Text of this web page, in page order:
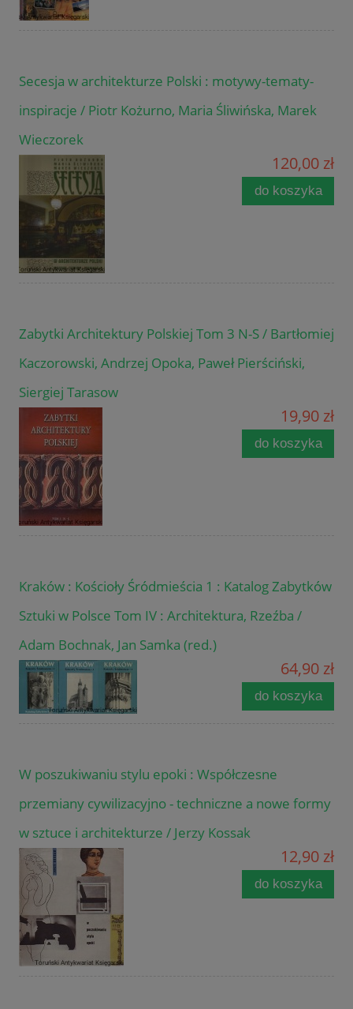
Secesja w architekturze Polski : motywy-tematy-
inspiracje / Piotr Kożurno, Maria Śliwińska, Marek
Wieczorek
120,00 zł
do koszyka
Zabytki Architektury Polskiej Tom 3 N-S / Bartłomiej
Kaczorowski, Andrzej Opoka, Paweł Pierściński,
Siergiej Tarasow
19,90 zł
do koszyka
Kraków : Kościoły Śródmieścia 1 : Katalog Zabytków
Sztuki w Polsce Tom IV : Architektura, Rzeźba /
Adam Bochnak, Jan Samka (red.)
64,90 zł
do koszyka
W poszukiwaniu stylu epoki : Współczesne
przemiany cywilizacyjno - techniczne a nowe formy
w sztuce i architekturze / Jerzy Kossak
12,90 zł
do koszyka